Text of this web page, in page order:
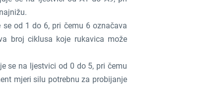
se od 1 do 6, pri čemu 6 označava
broj ciklusa koje rukavica može
se na ljestvici od 0 do 5, pri čemu
mjeri silu potrebnu za probijanje